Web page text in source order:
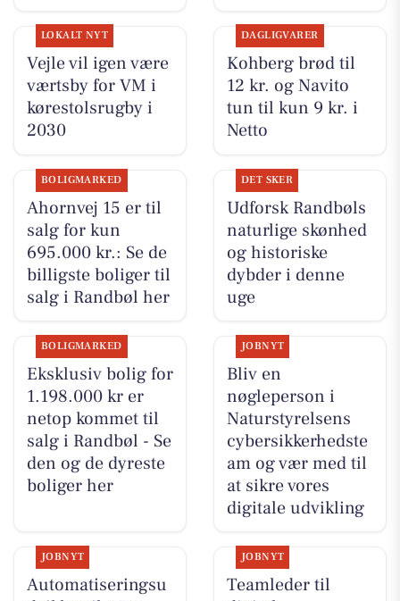
LOKALT NYT
Vejle vil igen være
værtsby for VM i
kørestolsrugby i
2030
DAGLIGVARER
Kohberg brød til
12 kr. og Navito
tun til kun 9 kr. i
Netto
BOLIGMARKED
Ahornvej 15 er til
salg for kun
695.000 kr.: Se de
billigste boliger til
salg i Randbøl her
DET SKER
Udforsk Randbøls
naturlige skønhed
og historiske
dybder i denne
uge
BOLIGMARKED
Eksklusiv bolig for
1.198.000 kr er
netop kommet til
salg i Randbøl - Se
den og de dyreste
boliger her
JOBNYT
Bliv en
nøgleperson i
Naturstyrelsens
cybersikkerhedste
am og vær med til
at sikre vores
digitale udvikling
JOBNYT
Automatiseringsu
JOBNYT
Teamleder til